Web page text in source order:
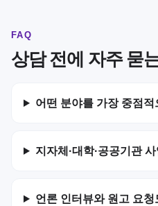
FAQ
상담 전에 자주 묻
어떤 분야를 가장 중점
지자체·대학·공공기관
언론 인터뷰와 원고 요